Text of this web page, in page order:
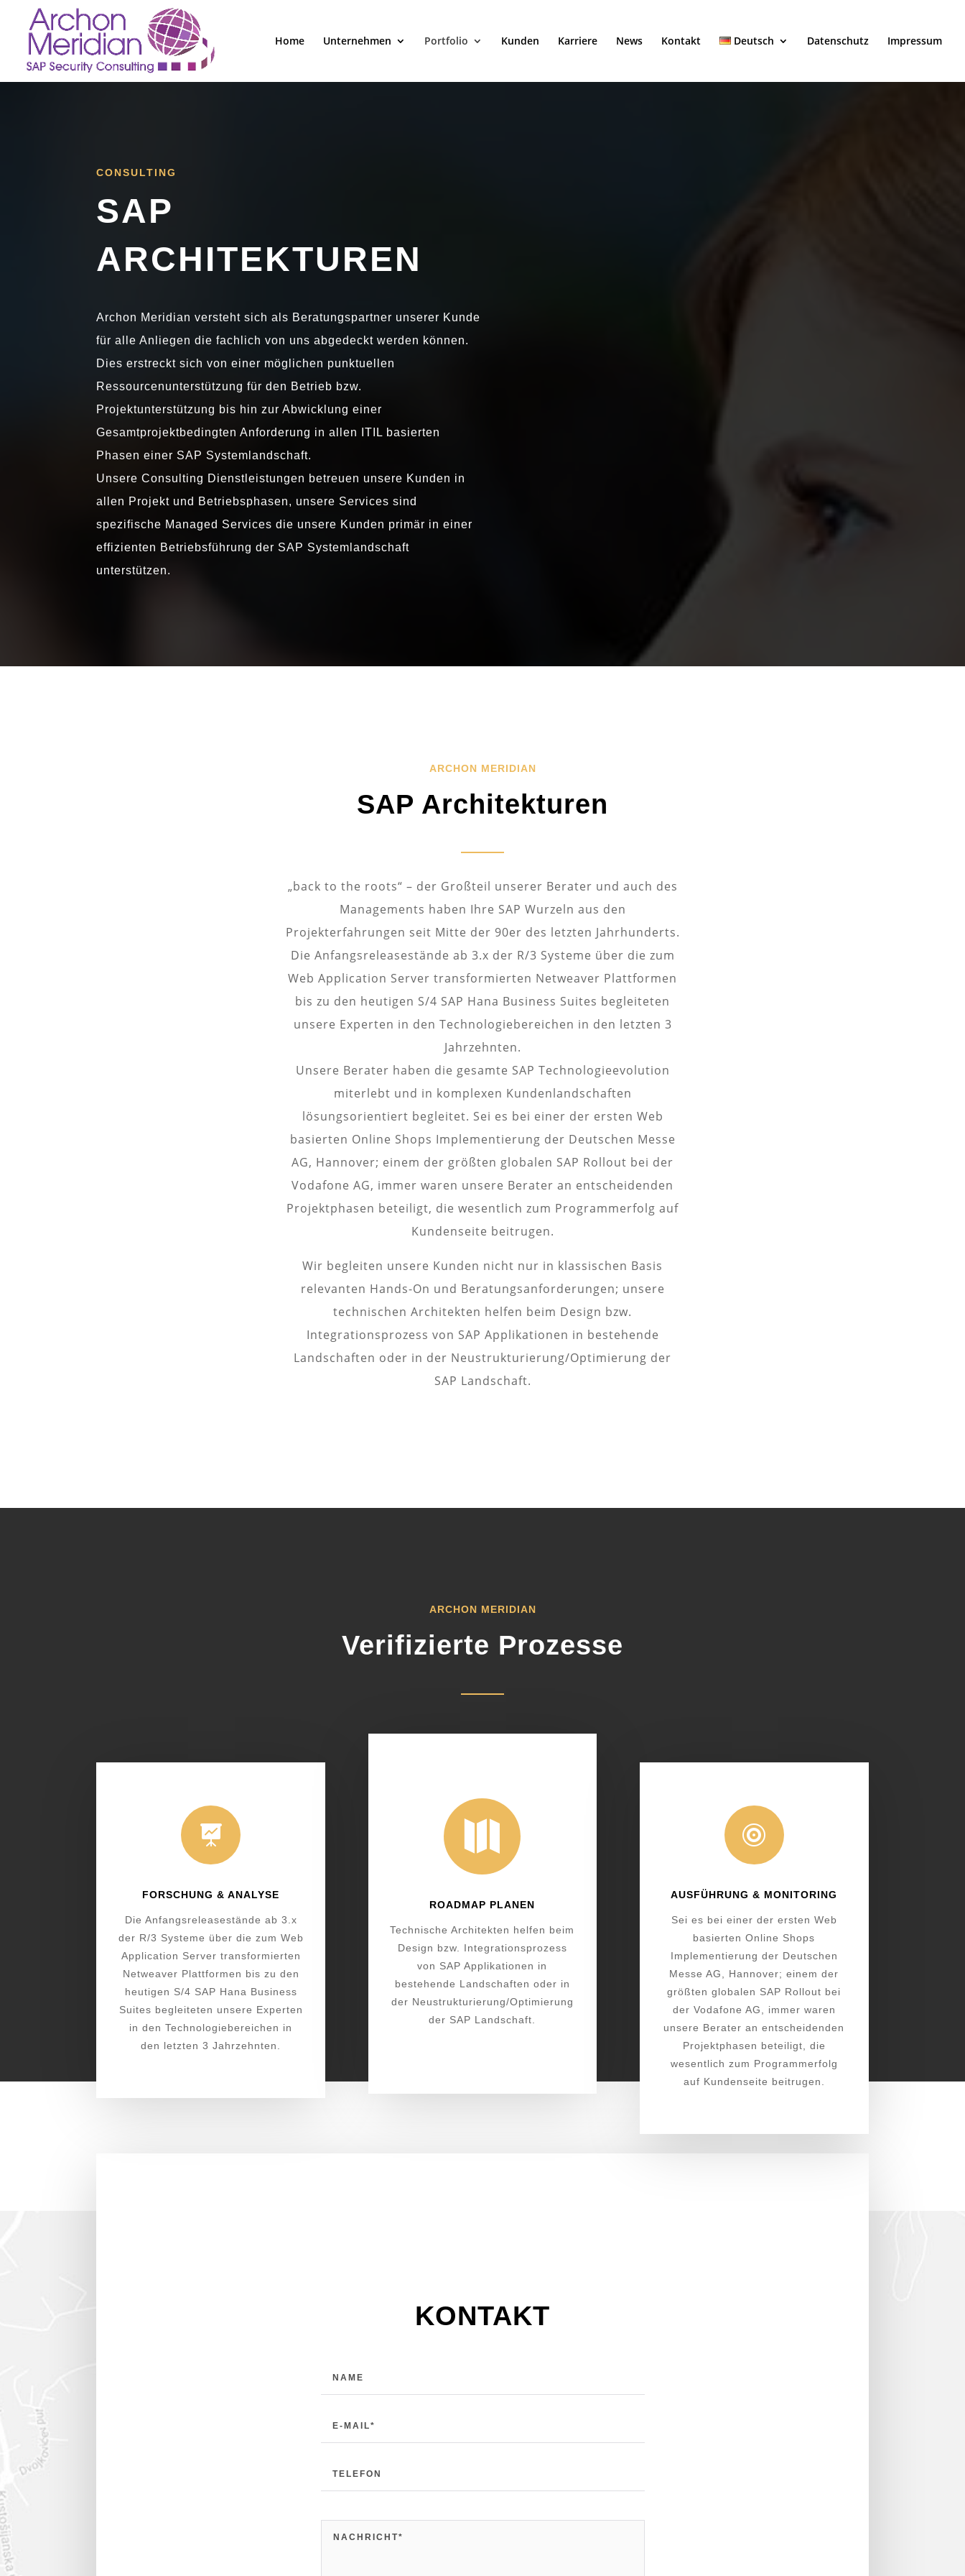
Home Unternehmen Portfolio Kunden Karriere News Kontakt Deutsch Datenschutz Impressum
CONSULTING
SAP
ARCHITEKTUREN
Archon Meridian versteht sich als Beratungspartner unserer Kunde
für alle Anliegen die fachlich von uns abgedeckt werden können.
Dies erstreckt sich von einer möglichen punktuellen
Ressourcenunterstützung für den Betrieb bzw.
Projektunterstützung bis hin zur Abwicklung einer
Gesamtprojektbedingten Anforderung in allen ITIL basierten
Phasen einer SAP Systemlandschaft.
Unsere Consulting Dienstleistungen betreuen unsere Kunden in
allen Projekt und Betriebsphasen, unsere Services sind
spezifische Managed Services die unsere Kunden primär in einer
effizienten Betriebsführung der SAP Systemlandschaft
unterstützen.
ARCHON MERIDIAN
SAP Architekturen
„back to the roots“ – der Großteil unserer Berater und auch des
Managements haben Ihre SAP Wurzeln aus den
Projekterfahrungen seit Mitte der 90er des letzten Jahrhunderts.
Die Anfangsreleasestände ab 3.x der R/3 Systeme über die zum
Web Application Server transformierten Netweaver Plattformen
bis zu den heutigen S/4 SAP Hana Business Suites begleiteten
unsere Experten in den Technologiebereichen in den letzten 3
Jahrzehnten.
Unsere Berater haben die gesamte SAP Technologieevolution
miterlebt und in komplexen Kundenlandschaften
lösungsorientiert begleitet. Sei es bei einer der ersten Web
basierten Online Shops Implementierung der Deutschen Messe
AG, Hannover; einem der größten globalen SAP Rollout bei der
Vodafone AG, immer waren unsere Berater an entscheidenden
Projektphasen beteiligt, die wesentlich zum Programmerfolg auf
Kundenseite beitrugen.
Wir begleiten unsere Kunden nicht nur in klassischen Basis
relevanten Hands-On und Beratungsanforderungen; unsere
technischen Architekten helfen beim Design bzw.
Integrationsprozess von SAP Applikationen in bestehende
Landschaften oder in der Neustrukturierung/Optimierung der
SAP Landschaft.
ARCHON MERIDIAN
Verifizierte Prozesse

FORSCHUNG & ANALYSE
Die Anfangsreleasestände ab 3.x
der R/3 Systeme über die zum Web
Application Server transformierten
Netweaver Plattformen bis zu den
heutigen S/4 SAP Hana Business
Suites begleiteten unsere Experten
in den Technologiebereichen in
den letzten 3 Jahrzehnten.

ROADMAP PLANEN
Technische Architekten helfen beim
Design bzw. Integrationsprozess
von SAP Applikationen in
bestehende Landschaften oder in
der Neustrukturierung/Optimierung
der SAP Landschaft.

AUSFÜHRUNG & MONITORING
Sei es bei einer der ersten Web
basierten Online Shops
Implementierung der Deutschen
Messe AG, Hannover; einem der
größten globalen SAP Rollout bei
der Vodafone AG, immer waren
unsere Berater an entscheidenden
Projektphasen beteiligt, die
wesentlich zum Programmerfolg
auf Kundenseite beitrugen.
KONTAKT